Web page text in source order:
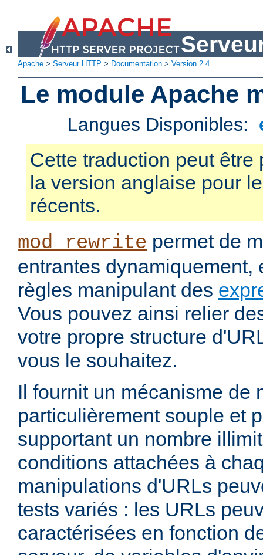
Apache > Serveur HTTP > Documentation > Version 2.4
Le module Apache
Langues Disponibles:
Cette traduction peut être
la version anglaise pour
récents.
mod_rewrite permet de
entrantes dynamiquement,
règles manipulant des
Vous pouvez ainsi relier
votre propre structure
vous le souhaitez.
Il fournit un mécanisme de
particulièrement souple et
supportant un nombre
conditions attachées à
manipulations d'URLs
tests variés : les URLs
caractérisées en fonction